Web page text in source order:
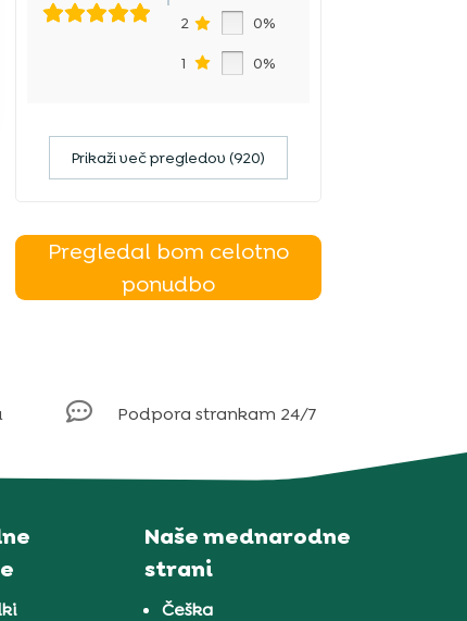
2 0%
1 0%
Prikaži več pregledov (920)
Pregledal bom celotno
ponudbo
 Podpora strankam 24/7
Naše mednarodne
strani
Češka